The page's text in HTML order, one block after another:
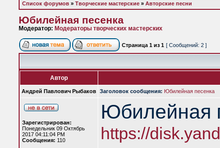
Список форумов » Творческие мастерские » Авторские песни
Юбилейная песенка
Модератор: Модераторы творческих мастерских
Страница 1 из 1 [ Сообщений: 2 ]
Автор
Андрей Павлович Рыбаков Заголовок сообщения: Юбилейная песенка
Зарегистрирован:
Понедельник 09 Октябрь
2017 04:11:04 PM
Сообщения: 110
Юбилейная
https://